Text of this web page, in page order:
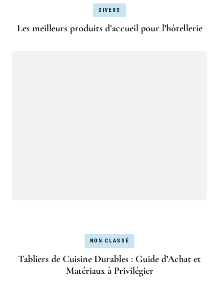
DIVERS
Les meilleurs produits d’accueil pour l’hôtellerie
NON CLASSÉ
Tabliers de Cuisine Durables : Guide d’Achat et
Matériaux à Privilégier